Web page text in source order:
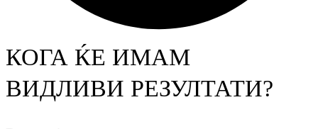
КОГА ЌЕ ИМАМ
ВИДЛИВИ РЕЗУЛТАТИ?